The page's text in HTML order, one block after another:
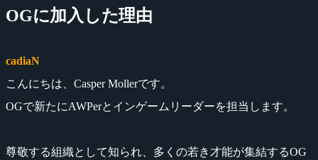
OGに加入した理由
cadiaN
こんにちは、Casper Mollerです。
OGで新たにAWPerとインゲームリーダーを担当します。
尊敬する組織として知られ、多くの若き才能が集結するOG